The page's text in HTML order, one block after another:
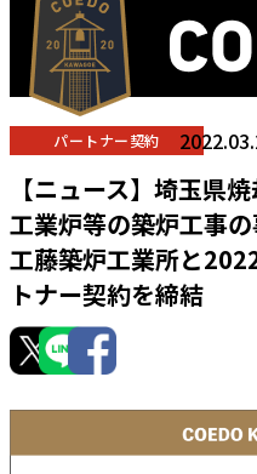
パートナー契約
【ニュース】埼玉県
工業炉等の築炉工事
工藤築炉工業所と
トナー契約を締結